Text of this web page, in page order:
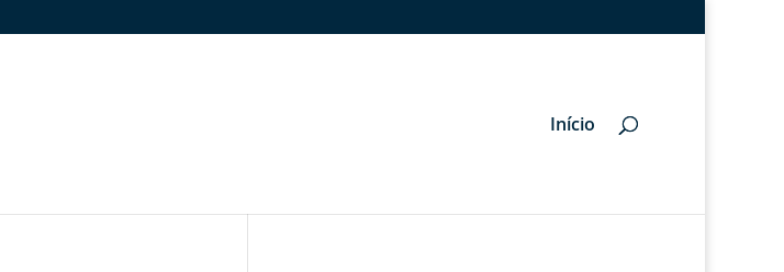
Início